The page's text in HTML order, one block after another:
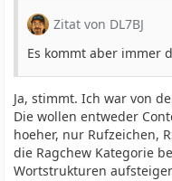
Zitat von DL7BJ
Es kommt aber immer
Ja, stimmt. Ich war von
Die wollen entweder
hoeher, nur Rufzeichen,
die Ragchew Kategorie
Wortstrukturen